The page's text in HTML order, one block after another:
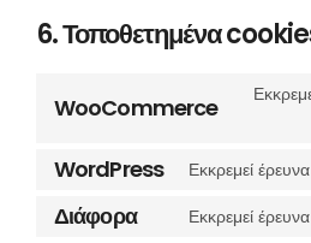
6. Τοποθετημένα
WooCommerce
WordPress Εκκρεμεί
Διάφορα Εκκρεμεί